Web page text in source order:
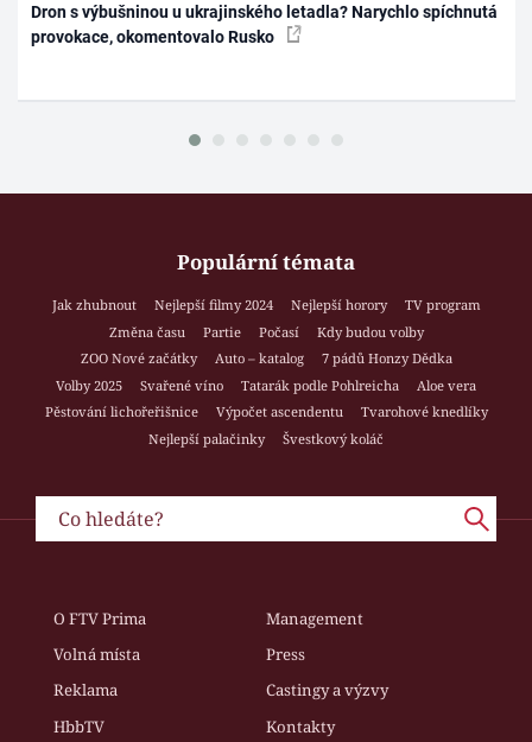
Dron s výbušninou u ukrajinského letadla? Narychlo spíchnutá
provokace, okomentovalo Rusko
Populární témata
Jak zhubnout Nejlepší filmy 2024 Nejlepší horory
TV program
Změna času
Partie Počasí
Kdy budou volby
ZOO Nové začátky
Auto – katalog
7 pádů Honzy Dědka
Volby 2025
Svařené víno Tatarák podle Pohlreicha
Aloe vera
Pěstování lichořeřišnice
Výpočet ascendentu
Tvarohové knedlíky
Nejlepší palačinky
Švestkový koláč
O FTV Prima
Management
Volná místa
Press
Reklama
Castingy a výzvy
HbbTV
Kontakty